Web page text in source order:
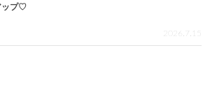
ップ♡
2026.7.15